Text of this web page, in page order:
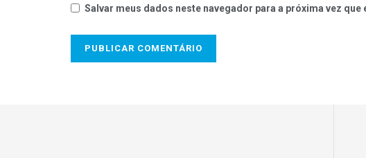
Salvar meus dados neste navegador para a próxima vez que